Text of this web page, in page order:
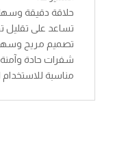
حلاقة دقيقة
تساعد على تقليل
تصميم مريح
شفرات حادة وآمنة
مناسبة للاستخدام